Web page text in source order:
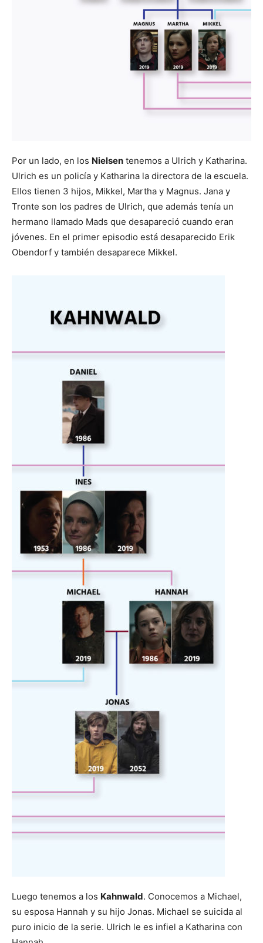
Por un lado, en los Nielsen tenemos a Ulrich y Katharina.
Ulrich es un policía y Katharina la directora de la escuela.
Ellos tienen 3 hijos, Mikkel, Martha y Magnus. Jana y
Tronte son los padres de Ulrich, que además tenía un
hermano llamado Mads que desapareció cuando eran
jóvenes. En el primer episodio está desaparecido Erik
Obendorf y también desaparece Mikkel.
Luego tenemos a los Kahnwald. Conocemos a Michael,
su esposa Hannah y su hijo Jonas. Michael se suicida al
puro inicio de la serie. Ulrich le es infiel a Katharina con